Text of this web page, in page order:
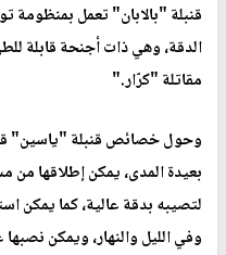
قنبلة "بالابان" تعمل بمنظومة
الدقة، وهي ذات أجنحة قابلة
مقاتلة "كرّار".
وحول خصائص قنبلة "ياسين"
لتصيبه بدقة عالية، كما يمكن
وفي الليل والنهار، ويمكن